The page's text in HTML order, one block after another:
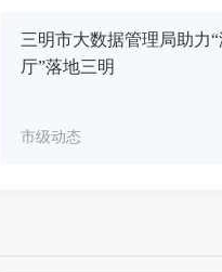
三明市大数据管理局助力
厅”落地三明
市级动态